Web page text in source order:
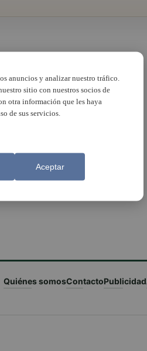
Quiénes somosContactoPublicidad
anuncios y analizar nuestro tráfico.
sitio con nuestros socios de
otra información que les haya
de sus servicios.
Aceptar